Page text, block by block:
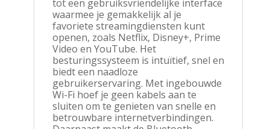
tot een gebruiksvriendelijke interface
waarmee je gemakkelijk al je
favoriete streamingdiensten kunt
openen, zoals Netflix, Disney+, Prime
Video en YouTube. Het
besturingssysteem is intuïtief, snel en
biedt een naadloze
gebruikerservaring. Met ingebouwde
Wi-Fi hoef je geen kabels aan te
sluiten om te genieten van snelle en
betrouwbare internetverbindingen.